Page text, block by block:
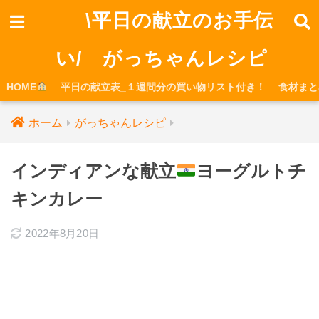
\平日の献立のお手伝
い/ がっちゃんレシピ
HOME 平日の献立表_１週間分の買い物リスト付き！ 食材ま
ホーム がっちゃんレシピ
インディアンな献立
ヨーグルトチ
キンカレー
2022年8月20日